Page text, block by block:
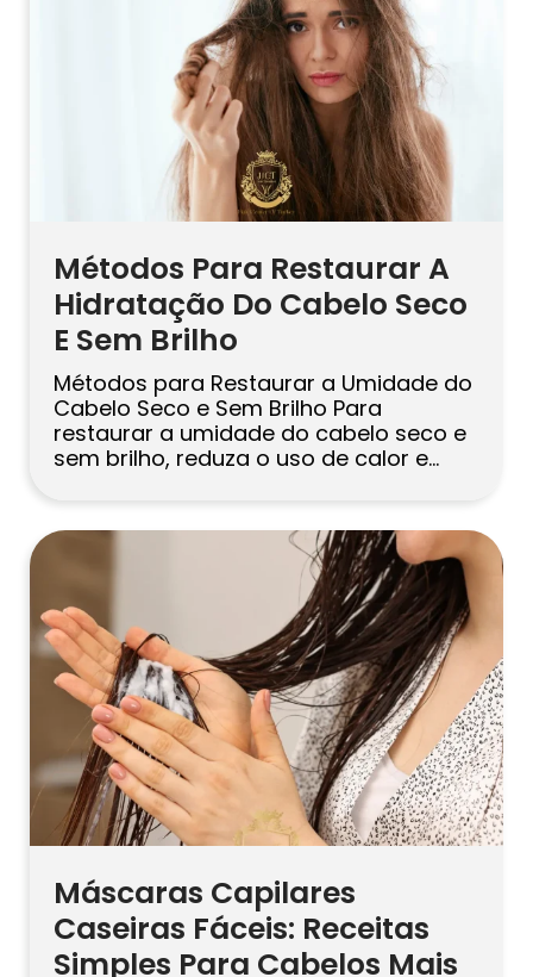
Métodos Para Restaurar A
Hidratação Do Cabelo Seco
E Sem Brilho
Métodos para Restaurar a Umidade do
Cabelo Seco e Sem Brilho Para
restaurar a umidade do cabelo seco e
sem brilho, reduza o uso de calor e
dias e use um condicionador rico
sempre. Aplique uma máscara
profunda semanal com óleos, mel ou
babosa e sele a hidratação com […]
Máscaras Capilares
Caseiras Fáceis: Receitas
Simples Para Cabelos Mais